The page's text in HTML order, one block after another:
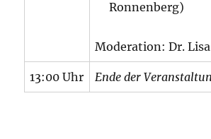
Ronnenberg)
Moderation: Dr.
13:00 Uhr Ende der